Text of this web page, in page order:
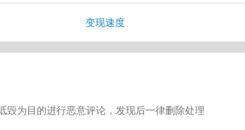
变现速度
为目的进行恶意评论，发现后一律删除处理